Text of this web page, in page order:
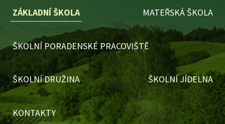
ZÁKLADNÍ ŠKOLA MATEŘSKÁ ŠKOLA
ŠKOLNÍ PORADENSKÉ PRACOVIŠTĚ
ŠKOLNÍ DRUŽINA ŠKOLNÍ JÍDELNA
KONTAKTY